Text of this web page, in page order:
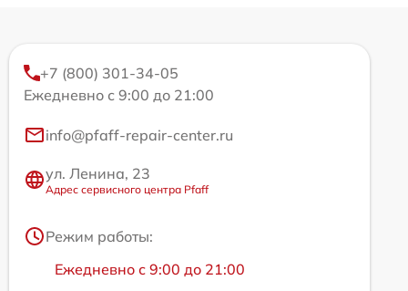
+7 (800) 301-34-05
Ежедневно с 9:00 до 21:00
info@pfaff-repair-center.ru
ул. Ленина, 23
Адрес сервисного центра Pfaff
Режим работы:
Ежедневно с 9:00 до 21:00